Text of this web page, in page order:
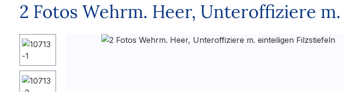
2 Fotos Wehrm. Heer, Unteroffiziere
Bildergalerie überspringen